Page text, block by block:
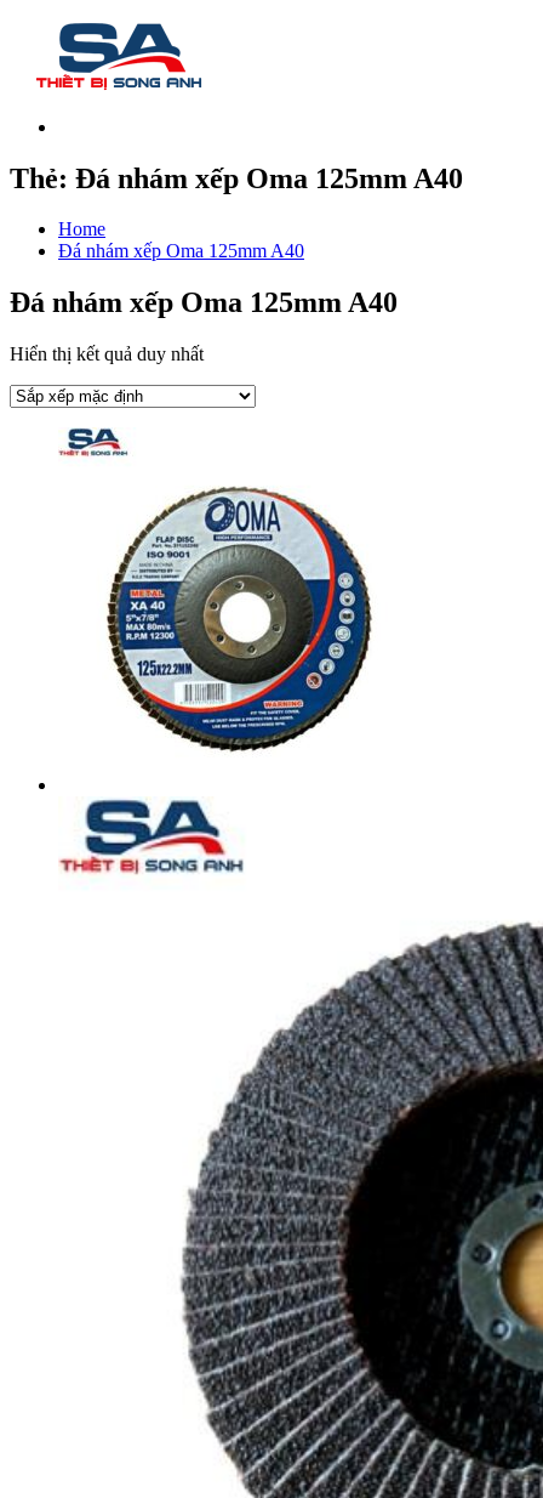
Thẻ: Đá nhám xếp Oma 125mm A40
Home
Đá nhám xếp Oma 125mm A40
Đá nhám xếp Oma 125mm A40
Hiển thị kết quả duy nhất